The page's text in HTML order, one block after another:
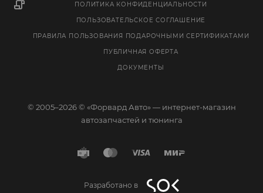
ПОЛИТИКА КОНФИДЕНЦИАЛЬНОСТИ
ПОЛЬЗОВАТЕЛЬСКОЕ СОГЛАШЕНИЕ
ПРАВИЛА ПОЛЬЗОВАНИЯ ПОДАРОЧНЫМИ СЕРТИФИКАТАМИ
ПУБЛИЧНАЯ ОФЕРТА
ДОКУМЕНТЫ
© 2005–2026 © «Форвард Авто» — интернет-магазин
автозапчастей и тюнинга
Разработано в